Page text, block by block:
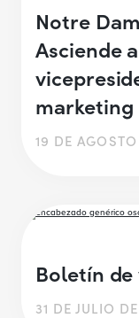
Notre
Asciende
marketing
19 DE
Boletín
31 DE JULIO